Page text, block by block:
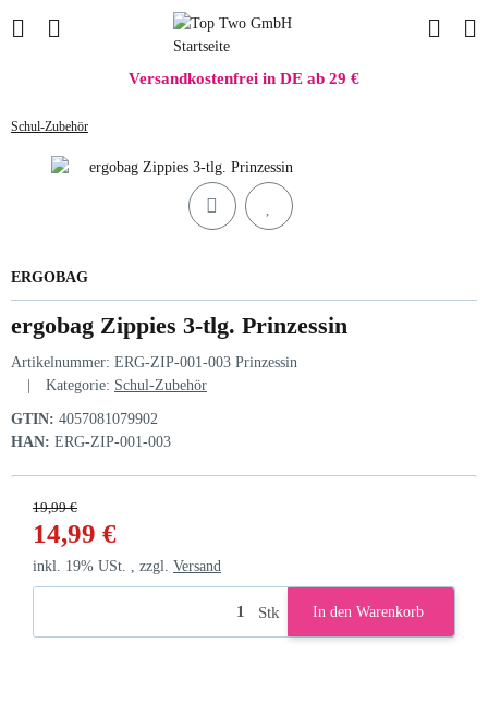
Versandkostenfrei in DE ab 29 €
Schul-Zubehör
ERGOBAG
ergobag Zippies 3-tlg. Prinzessin
Artikelnummer: ERG-ZIP-001-003 Prinzessin
Kategorie: Schul-Zubehör
GTIN: 4057081079902
HAN: ERG-ZIP-001-003
19,99 €
14,99 €
inkl. 19% USt. , zzgl. Versand
Stk In den Warenkorb